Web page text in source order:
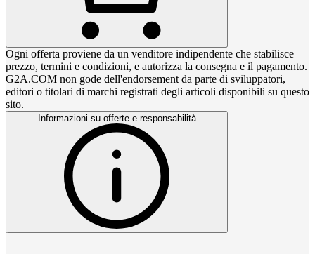
Ogni offerta proviene da un venditore indipendente che stabilisce
prezzo, termini e condizioni, e autorizza la consegna e il pagamento.
G2A.COM non gode dell'endorsement da parte di sviluppatori,
editori o titolari di marchi registrati degli articoli disponibili su questo
sito.
Informazioni su offerte e responsabilità